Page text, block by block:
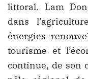
littoral. Lam
dans
énergies
tourisme et
continue, de son